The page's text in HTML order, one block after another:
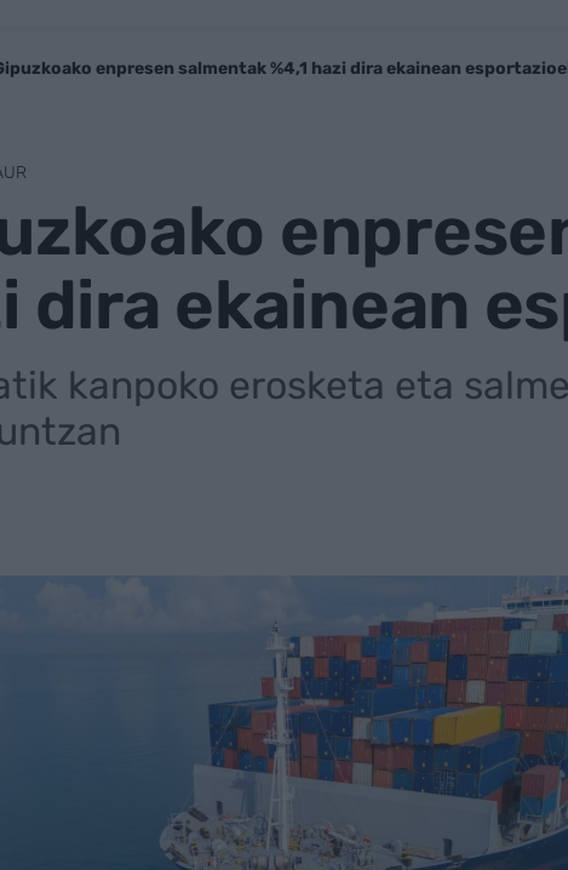
enpresen salmentak %4,1 hazi dira ekainean
dira ekainean
kanpoko erosketa eta